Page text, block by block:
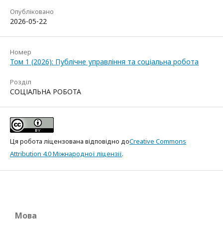
Опубліковано
2026-05-22
Номер
Том 1 (2026): Публічне управління та соціальна робота
Розділ
СОЦІАЛЬНА РОБОТА
Ця робота ліцензована відповідно доCreative Commons
Attribution 4.0 Міжнародної ліцензії.
Мова